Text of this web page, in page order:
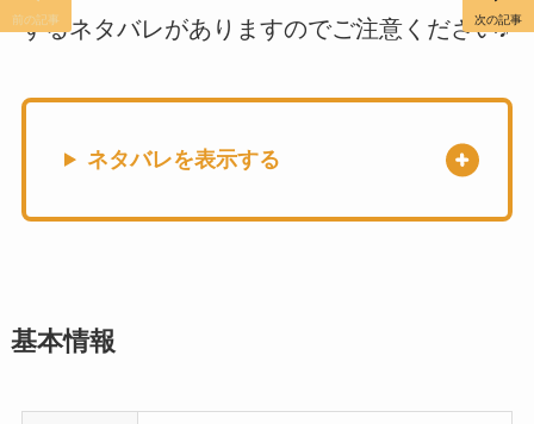
するネタバレがありますのでご注意ください♪
ネタバレを表示する
基本情報
前の記事 次の記事